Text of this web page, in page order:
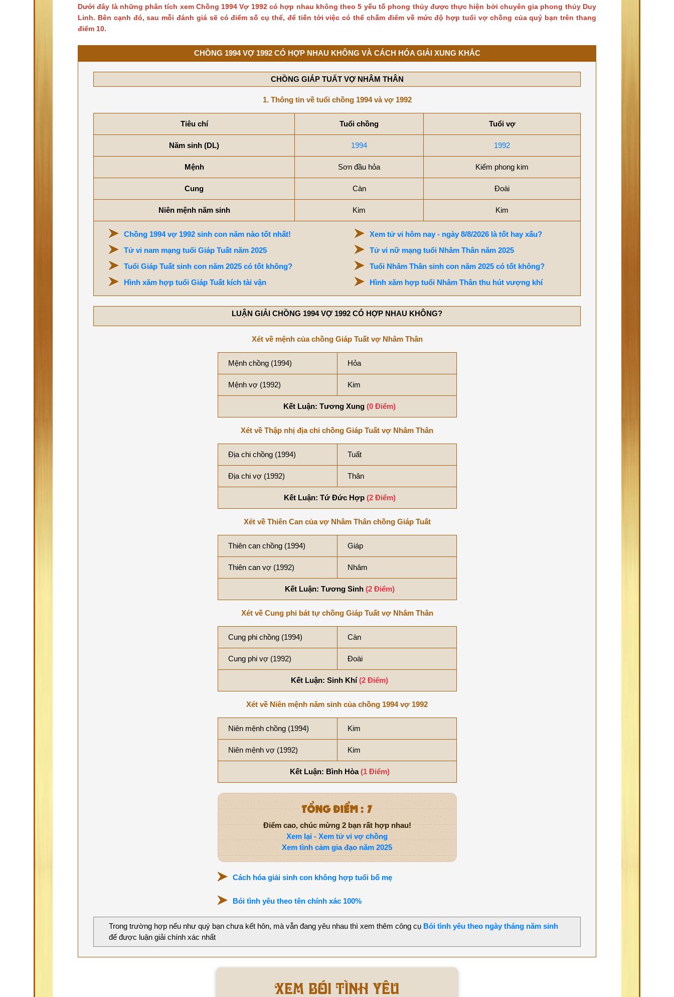
Dưới đây là những phân tích xem Chồng 1994 Vợ 1992 có hợp nhau không theo 5 yếu tố phong thủy được thực hiện bởi chuyên gia phong thủy Duy
Linh. Bên cạnh đó, sau mỗi đánh giá sẽ có điểm số cụ thể, để tiến tới việc có thể chấm điểm về mức độ hợp tuổi vợ chồng của quý bạn trên thang
điểm 10.
CHỒNG 1994 VỢ 1992 CÓ HỢP NHAU KHÔNG VÀ CÁCH HÓA GIẢI XUNG KHẮC
CHỒNG GIÁP TUẤT VỢ NHÂM THÂN
1. Thông tin về tuổi chồng 1994 và vợ 1992
Tiêu chí Tuổi chồng Tuổi vợ
Năm sinh (DL) 1994 1992
Mệnh Sơn đầu hỏa Kiếm phong kim
Cung Càn Đoài
Niên mệnh năm sinh Kim Kim
Chồng 1994 vợ 1992 sinh con năm nào tốt nhất!
Xem tử vi hôm nay - ngày 8/8/2026 là tốt hay xấu?
Tử vi nam mạng tuổi Giáp Tuất năm 2025
Tử vi nữ mạng tuổi Nhâm Thân năm 2025
Tuổi Giáp Tuất sinh con năm 2025 có tốt không?
Tuổi Nhâm Thân sinh con năm 2025 có tốt không?
Hình xăm hợp tuổi Giáp Tuất kích tài vận
Hình xăm hợp tuổi Nhâm Thân thu hút vượng khí
LUẬN GIẢI CHỒNG 1994 VỢ 1992 CÓ HỢP NHAU KHÔNG?
Xét về mệnh của chồng Giáp Tuất vợ Nhâm Thân
Mệnh chồng (1994) Hỏa
Mệnh vợ (1992) Kim
Kết Luận: Tương Xung (0 Điểm)
Xét về Thập nhị địa chi chồng Giáp Tuất vợ Nhâm Thân
Địa chi chồng (1994) Tuất
Địa chi vợ (1992) Thân
Kết Luận: Tứ Đức Hợp(2 Điểm)
Xét về Thiên Can của vợ Nhâm Thân chồng Giáp Tuất
Thiên can chồng (1994) Giáp
Thiên can vợ (1992) Nhâm
Kết Luận: Tương Sinh (2 Điểm)
Xét về Cung phi bát tự chồng Giáp Tuất vợ Nhâm Thân
Cung phi chồng (1994) Càn
Cung phi vợ (1992) Đoài
Kết Luận: Sinh Khí(2 Điểm)
Xét về Niên mệnh năm sinh của chồng 1994 vợ 1992
Niên mệnh chồng (1994) Kim
Niên mệnh vợ (1992) Kim
Kết Luận: Bình Hòa(1 Điểm)
TỔNG ĐIỂM : 7
Điểm cao, chúc mừng 2 bạn rất hợp nhau!
Xem lại - Xem tử vi vợ chồng
Xem tình cảm gia đạo năm 2025
Cách hóa giải sinh con không hợp tuổi bố mẹ
Bói tình yêu theo tên chính xác 100%
Trong trường hợp nếu như quý bạn chưa kết hôn, mà vẫn đang yêu nhau thì xem thêm công cụ Bói tình yêu theo ngày tháng năm sinh
để được luận giải chính xác nhất
Xem bói tình yêu